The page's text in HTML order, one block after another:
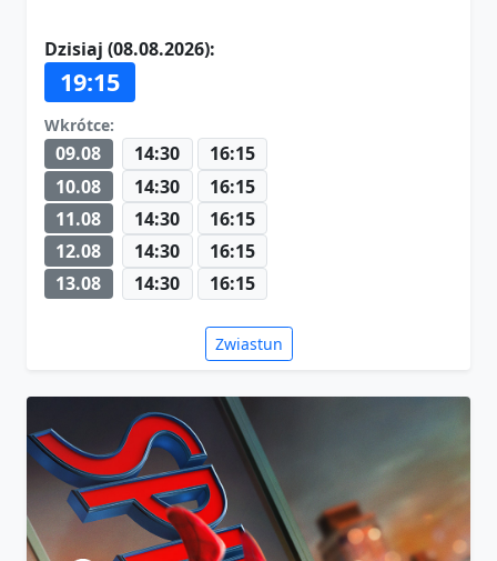
Dzisiaj (08.08.2026):
19:15
Wkrótce:
09.08 14:30
16:15
10.08
14:30
16:15
11.08
14:30
16:15
12.08
14:30
16:15
13.08
14:30 16:15
Zwiastun